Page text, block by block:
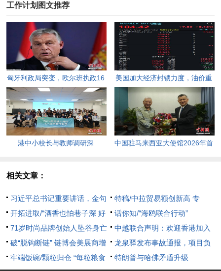
工作计划图文推荐
匈牙利政局突变，欧尔班执政16
年终结。
美国加大经济封锁力度，油价重
返100美元高点，黄金价格急
跌，日韩主要股指开盘走低。
港中小校长与教师调研深
课堂新路径。
中国驻马来西亚大使馆2026年首
力，帮助他们在异国他乡更好地
学习和生活。
相关文章：
习近平总书记重要讲话，金句
来了
特稿/中拉贸易额创新高 专
家：对中国认可度节节上升
开拓进取/“酒香也怕巷子深 好
材料也要靓包装”
话你知/“海鸥联合行动”
71岁时尚品牌创始人坠谷身亡
西班牙首相发文哀悼
中越联合声明：欢迎香港加入
RCEP
破“脱钩断链” 链博会美展商增
15%
龙泉驿发布事故通报，项目负
责人停职，2人被控制
牢端饭碗/颗粒归仓 “每粒粮食
特朗普与哈佛矛盾升级